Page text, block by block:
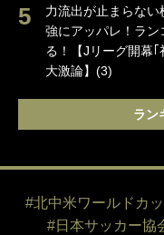
力流出が止まらな
強にアッパレ！ラン
る！【Jリーグ開幕
大激論】(3)
ラン
#北中米ワールドカ
#日本サッカー協